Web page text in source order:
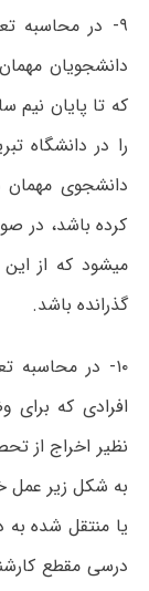
۹- در محاسبه
دانشجویان
که تا پایان
را در دانشگاه
کرده باشد، در
گذرانده باشد.
۱۰- در
افرادی که
نظیر اخراج از
به شکل زیر عمل
یا منتقل شده
درسی مقطع